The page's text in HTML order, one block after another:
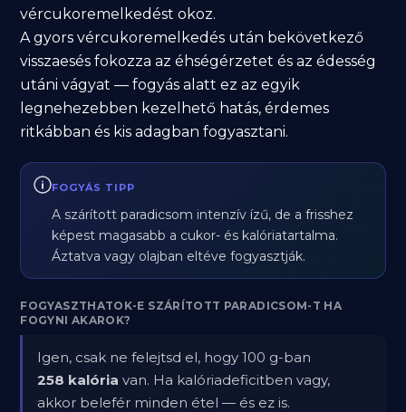
vércukoremelkedést okoz.
A gyors vércukoremelkedés után bekövetkező
visszaesés fokozza az éhségérzetet és az édesség
utáni vágyat — fogyás alatt ez az egyik
legnehezebben kezelhető hatás, érdemes
ritkábban és kis adagban fogyasztani.
FOGYÁS TIPP
A szárított paradicsom intenzív ízű, de a frisshez
képest magasabb a cukor- és kalóriatartalma.
Áztatva vagy olajban eltéve fogyasztják.
FOGYASZTHATOK-E SZÁRÍTOTT PARADICSOM-T HA
FOGYNI AKAROK?
Igen, csak ne felejtsd el, hogy 100 g-ban
258 kalória van. Ha kalóriadeficitben vagy,
akkor belefér minden étel — és ez is.